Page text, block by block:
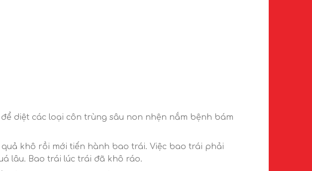
diệt các loại côn trùng sâu non nhện nắm bệnh bám
khô rồi mới tiến hành bao trái. Việc bao trái phải
lâu. Bao trái lúc trái đã khô ráo.